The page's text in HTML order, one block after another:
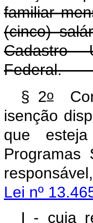
familiar
(cinco)
Cadastro
§ 2o
isenção
que
Programas
Lei nº
I - cuja